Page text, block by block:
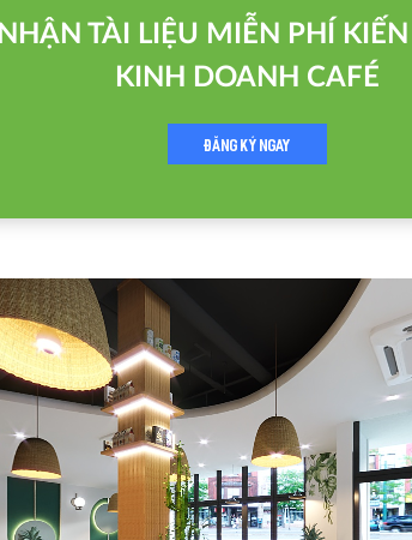
NHẬN TÀI LIỆU MIỄN PHÍ
KINH DOANH CAFÉ
ĐĂNG KÝ NGAY